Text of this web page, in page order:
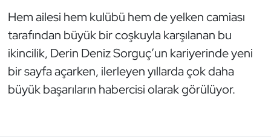
Hem ailesi hem kulübü hem de yelken camiası
tarafından büyük bir coşkuyla karşılanan bu
ikincilik, Derin Deniz Sorguç’un kariyerinde yeni
bir sayfa açarken, ilerleyen yıllarda çok daha
büyük başarıların habercisi olarak görülüyor.
Yelken
Yüzme